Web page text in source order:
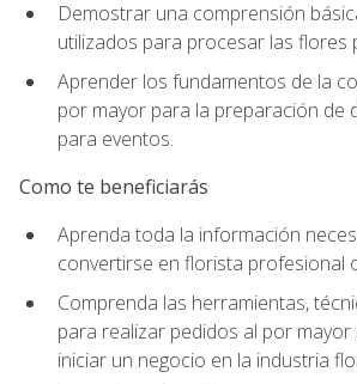
Demostrar una comprensión
utilizados para procesar las flores
Aprender los fundamentos de la
por mayor para la preparación de
para eventos.
Como te beneficiarás
Aprenda toda la información
convertirse en florista profesional
Comprenda las herramientas,
para realizar pedidos al por mayor
iniciar un negocio en la industria